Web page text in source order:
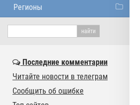
Регионы
Последние комментарии
Читайте новости в телеграм
Сообщить об ошибке